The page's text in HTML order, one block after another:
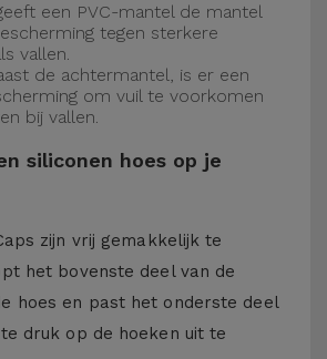
een PVC-mantel de mantel
tegen sterkere
vallen.
de achtermantel, is er een
om vuil te voorkomen
bij vallen.
siliconen hoes op je
zijn vrij gemakkelijk te
het bovenste deel van de
hoes en past het onderste deel
druk op de hoeken uit te